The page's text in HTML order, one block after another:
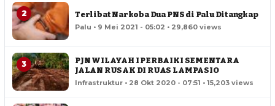
2 Terlibat Narkoba Dua PNS di Palu Ditangkap
Palu • 9 Mei 2021 - 05:02 • 29,860 views
3
PJN WILAYAH I PERBAIKI SEMENTARA
JALAN RUSAK DI RUAS LAMPASIO
Infrastruktur • 28 Okt 2020 - 07:51 • 15,203 views